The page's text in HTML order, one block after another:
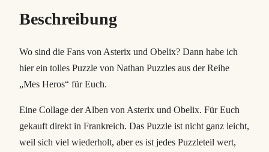
e
i
x
/
D
Beschreibung
Wo sind die Fans von Asterix und Obelix? Dann habe ich
hier ein tolles Puzzle von Nathan Puzzles aus der Reihe
„Mes Heros“ für Euch.
Eine Collage der Alben von Asterix und Obelix. Für Euch
gekauft direkt in Frankreich. Das Puzzle ist nicht ganz leicht,
weil sich viel wiederholt, aber es ist jedes Puzzleteil wert,